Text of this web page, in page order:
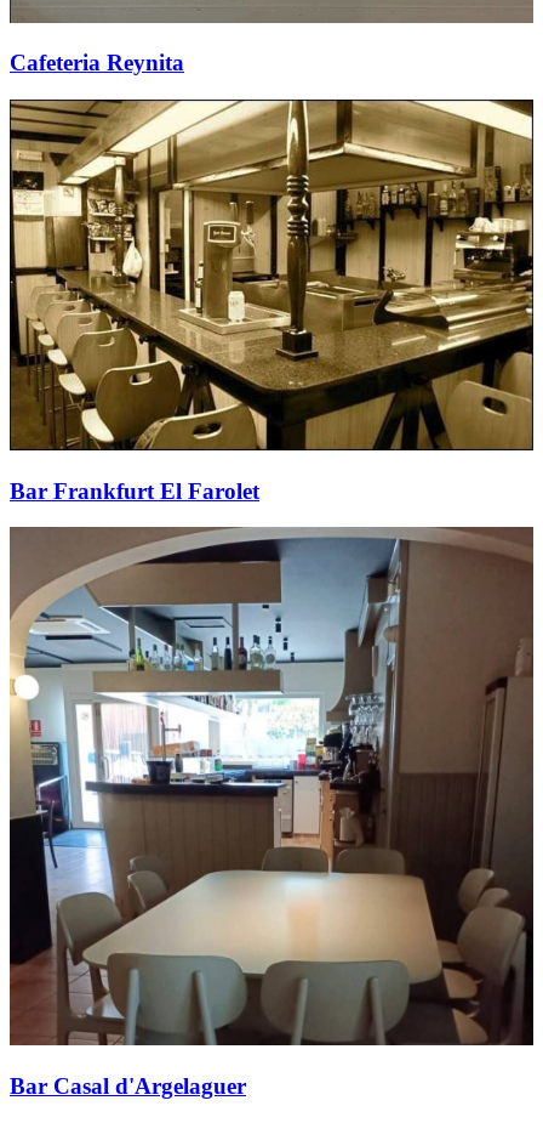
Cafeteria Reynita
Bar Frankfurt El Farolet
Bar Casal d'Argelaguer